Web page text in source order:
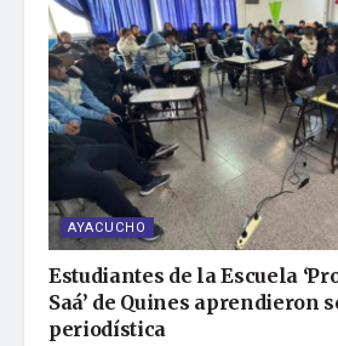
AYACUCHO
Estudiantes de la Escuela
Saá’ de Quines aprendieron
periodística